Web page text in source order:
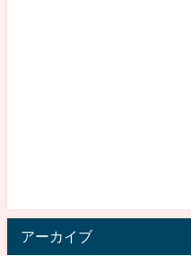
アーカイブ